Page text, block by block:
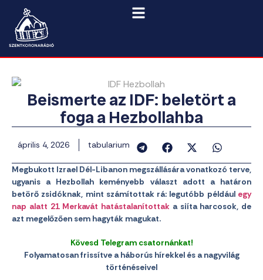
Beismerte az IDF: beletört a
foga a Hezbollahba
április 4, 2026 tabularium
Megbukott Izrael Dél-Libanon megszállására vonatkozó terve,
ugyanis a Hezbollah keményebb választ adott a határon
betörő zsidóknak, mint számítottak rá: legutóbb például egy
nap alatt 21 Merkavát hatástalanítottak a siíta harcosok, de
azt megelőzően sem hagyták magukat.
Kövesd Telegram csatornánkat!
Folyamatosan frissítve a háborús hírekkel és a nagyvilág
történéseivel